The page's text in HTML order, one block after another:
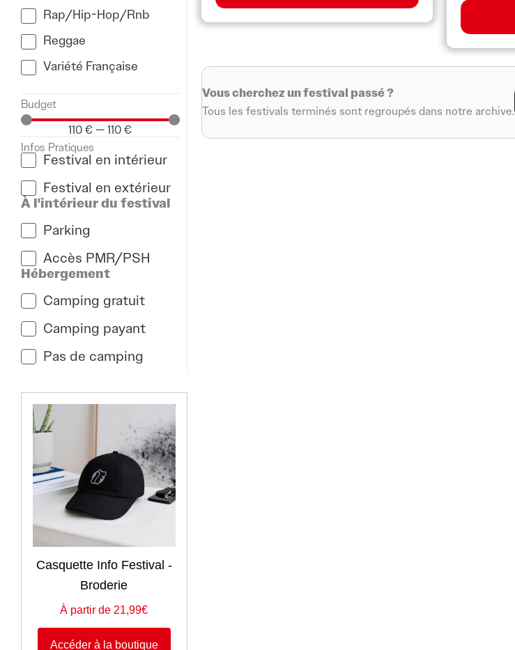
Rap/Hip-Hop/Rnb
Reggae
Variété Française
Budget
110 € —110 €
Infos Pratiques
Festival en intérieur
Festival en extérieur
À l'intérieur du festival
Parking
Accès PMR/PSH
Hébergement
Camping gratuit
Camping payant
Pas de camping
Casquette Info Festival -
Broderie
À partir de 21,99€
Accéder à la boutique
Vous cherchez un festival passé ?
Tous les festivals terminés sont regroupés dans notre archive.